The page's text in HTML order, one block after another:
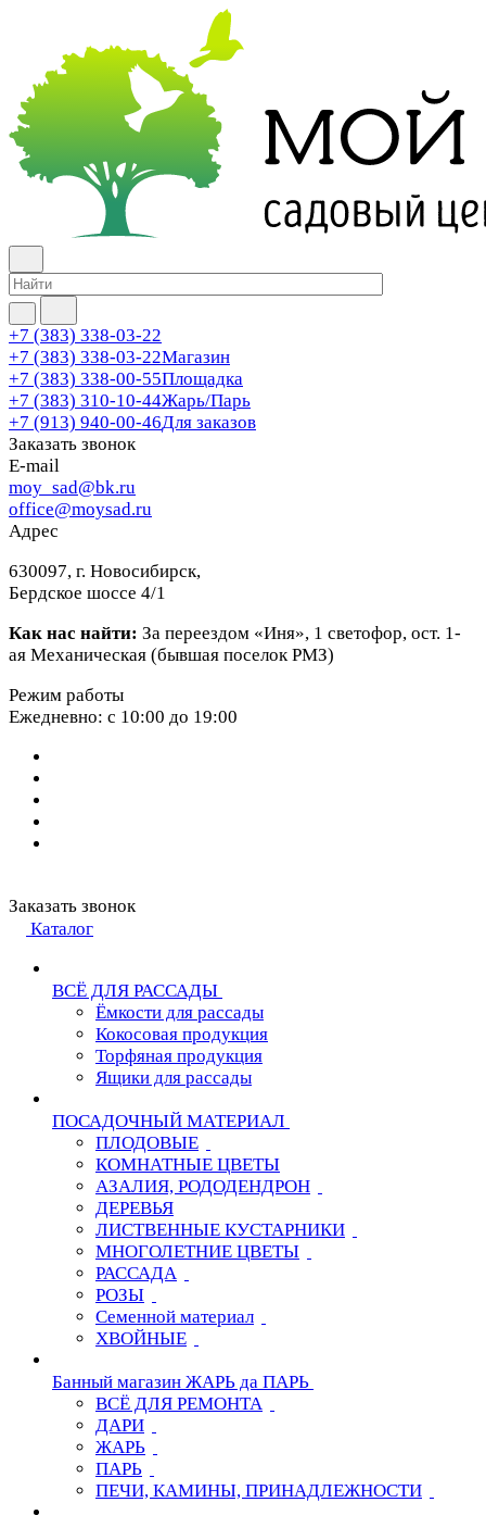
+7 (383) 338-03-22
+7 (383) 338-03-22Магазин
+7 (383) 338-00-55Площадка
+7 (383) 310-10-44Жарь/Парь
+7 (913) 940-00-46Для заказов
Заказать звонок
E-mail
moy_sad@bk.ru
office@moysad.ru
Адрес
630097, г. Новосибирск,
Бердское шоссе 4/1
Как нас найти: За переездом «Иня», 1 светофор, ост. 1-
ая Механическая (бывшая поселок РМЗ)
Режим работы
Ежедневно: с 10:00 до 19:00
Заказать звонок
Каталог
ВСЁ ДЛЯ РАССАДЫ
Ёмкости для рассады
Кокосовая продукция
Торфяная продукция
Ящики для рассады
ПОСАДОЧНЫЙ МАТЕРИАЛ
ПЛОДОВЫЕ
КОМНАТНЫЕ ЦВЕТЫ
АЗАЛИЯ, РОДОДЕНДРОН
ДЕРЕВЬЯ
ЛИСТВЕННЫЕ КУСТАРНИКИ
МНОГОЛЕТНИЕ ЦВЕТЫ
РАССАДА
РОЗЫ
Семенной материал
ХВОЙНЫЕ
Банный магазин ЖАРЬ да ПАРЬ
ВСЁ ДЛЯ РЕМОНТА
ДАРИ
ЖАРЬ
ПАРЬ
ПЕЧИ, КАМИНЫ, ПРИНАДЛЕЖНОСТИ